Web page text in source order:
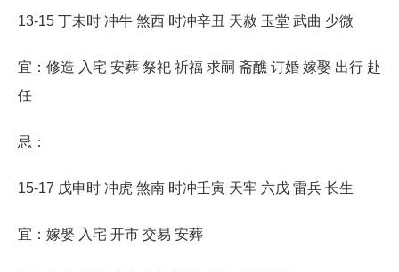
13-15 丁未时 冲牛 煞西 时冲辛丑 天赦 玉堂 武曲 少微
宜：修造 入宅 安葬 祭祀 祈福 求嗣 斋醮 订婚 嫁娶 出行 赴
任
忌：
15-17 戊申时 冲虎 煞南 时冲壬寅 天牢 六戊 雷兵 长生
宜：嫁娶 入宅 开市 交易 安葬